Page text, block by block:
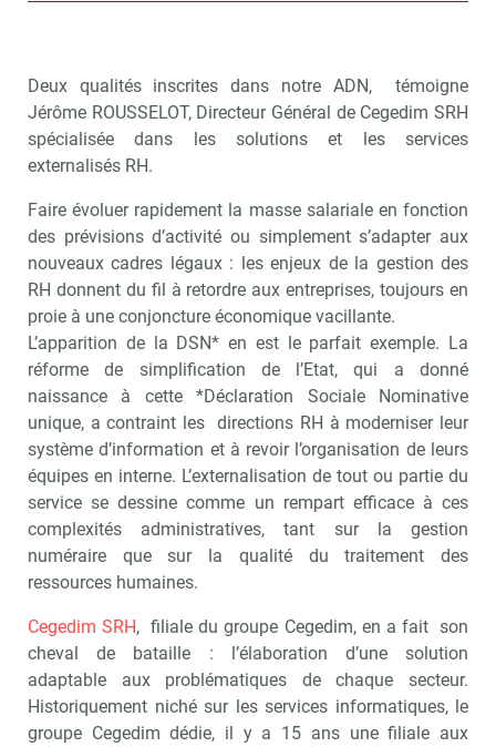
Deux qualités inscrites dans notre ADN, témoigne
Jérôme ROUSSELOT, Directeur Général de Cegedim SRH
spécialisée dans les solutions et les services
externalisés RH.
Faire évoluer rapidement la masse salariale en fonction
des prévisions d’activité ou simplement s’adapter aux
nouveaux cadres légaux : les enjeux de la gestion des
RH donnent du fil à retordre aux entreprises, toujours en
proie à une conjoncture économique vacillante.
L’apparition de la DSN* en est le parfait exemple. La
réforme de simplification de l’Etat, qui a donné
naissance à cette *Déclaration Sociale Nominative
unique, a contraint les directions RH à moderniser leur
système d’information et à revoir l’organisation de leurs
équipes en interne. L’externalisation de tout ou partie du
service se dessine comme un rempart efficace à ces
complexités administratives, tant sur la gestion
numéraire que sur la qualité du traitement des
ressources humaines.
Cegedim SRH, filiale du groupe Cegedim, en a fait son
cheval de bataille : l’élaboration d’une solution
adaptable aux problématiques de chaque secteur.
Historiquement niché sur les services informatiques, le
groupe Cegedim dédie, il y a 15 ans une filiale aux